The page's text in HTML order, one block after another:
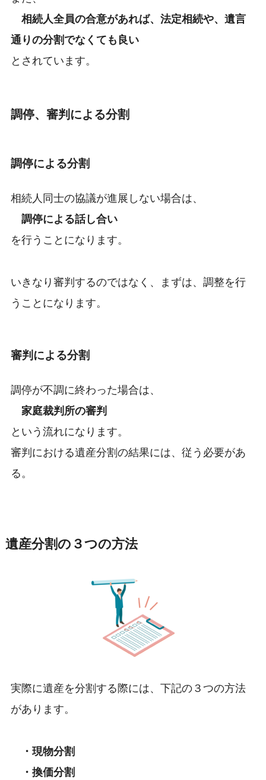
相続人全員の合意があれば、法定相続や、遺言
通りの分割でなくても良い
とされています。
調停、審判による分割
調停による分割
相続人同士の協議が進展しない場合は、
調停による話し合い
を行うことになります。
いきなり審判するのではなく、まずは、調整を行
うことになります。
審判による分割
調停が不調に終わった場合は、
家庭裁判所の審判
という流れになります。
審判における遺産分割の結果には、従う必要があ
る。
遺産分割の３つの方法
実際に遺産を分割する際には、下記の３つの方法
があります。
・現物分割
・換価分割